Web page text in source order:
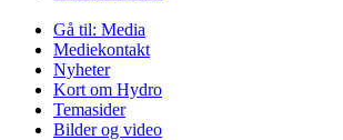
Gå til: Media
Mediekontakt
Nyheter
Kort om Hydro
Temasider
Bilder og video